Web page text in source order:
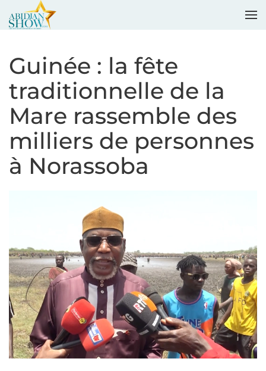
Guinée : la fête
traditionnelle de la
Mare rassemble des
milliers de personnes
à Norassoba